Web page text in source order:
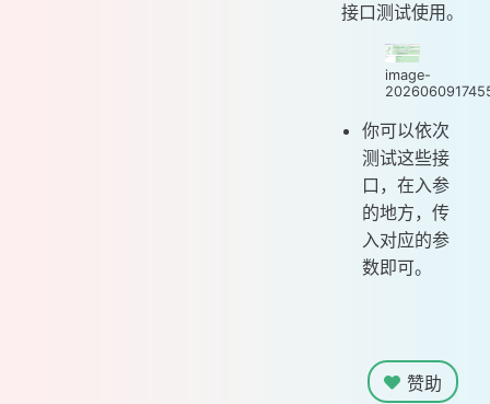
接口测试使用。
image-
你可以依次
测试这些接
口，在入参
的地方，传
入对应的参
数即可。
赞助